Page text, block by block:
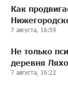
Как
7 августа, 16:59
Не только
деревня
7 августа, 16:22